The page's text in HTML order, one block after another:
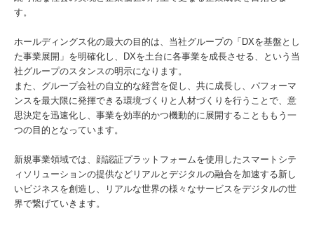
す。
ホールディングス化の最大の目的は、当社グループの「DXを基盤とし
た事業展開」を明確化し、DXを土台に各事業を成長させる、という当
社グループのスタンスの明示になります。
また、グループ会社の自立的な経営を促し、共に成長し、パフォーマ
ンスを最大限に発揮できる環境づくりと人材づくりを行うことで、意
思決定を迅速化し、事業を効率的かつ機動的に展開することももう一
つの目的となっています。
新規事業領域では、顔認証プラットフォームを使用したスマートシテ
ィソリューションの提供などリアルとデジタルの融合を加速する新し
いビジネスを創造し、リアルな世界の様々なサービスをデジタルの世
界で繋げていきます。